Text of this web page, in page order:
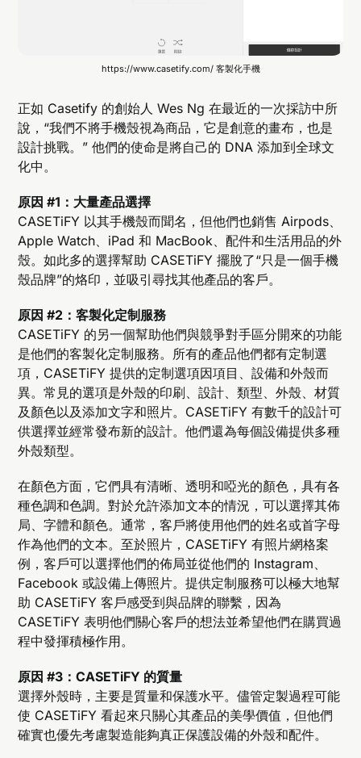
https://www.casetify.com/ 客製化手機
正如 Casetify 的創始人 Wes Ng 在最近的一次採訪中所
說，“我們不將手機殼視為商品，它是創意的畫布，也是
設計挑戰。” 他們的使命是將自己的 DNA 添加到全球文
化中。
原因 #1：大量產品選擇
CASETiFY 以其手機殼而聞名，但他們也銷售 Airpods、
Apple Watch、iPad 和 MacBook、配件和生活用品的外
殼。如此多的選擇幫助 CASETiFY 擺脫了“只是一個手機
殼品牌”的烙印，並吸引尋找其他產品的客戶。
原因 #2：客製化定制服務
CASETiFY 的另一個幫助他們與競爭對手區分開來的功能
是他們的客製化定制服務。所有的產品他們都有定制選
項，CASETiFY 提供的定制選項因項目、設備和外殼而
異。常見的選項是外殼的印刷、設計、類型、外殼、材質
及顏色以及添加文字和照​​片。CASETiFY 有數千的設計可
供選擇並經常發布新的設計。他們還為每個設備提供多種
外殼類型。
在顏色方面，它們具有清晰、透明和啞光的顏色，具有各
種色調和色調。對於允許添加文本的情況，可以選擇其佈
局、字體和顏色。通常，客戶將使用他們的姓名或首字母
作為他們的文本。至於照片，CASETiFY 有照片網格案
例，客戶可以選擇他們的佈局並從他們的 Instagram、
Facebook 或設備上傳照片。提供定制服務可以極大地幫
助 CASETiFY 客戶感受到與品牌的聯繫，因為
CASETiFY 表明他們關心客戶的想法並希望他們在購買過
程中發揮積極作用。
原因 #3：CASETiFY 的質量
選擇外殼時，主要是質量和保護水平。儘管定製過程可能
使 CASETiFY 看起來只關心其產品的美學價值，但他們
確實也優先考慮製造能夠真正保護設備的外殼和配件。